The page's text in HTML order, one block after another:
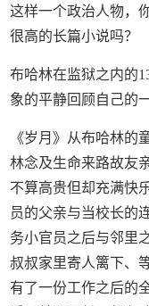
这样一个政治人物，
很高的长篇小说吗？
布哈林在监狱之内的
象的平静回顾自己的
《岁月》从布哈林的
林念及生命来路故友
不算高贵但却充满快
员的父亲与当校长的
务小官员之后与邻里
叔叔家里寄人篱下、
有了一份工作之后的